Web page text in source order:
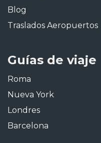
Blog
Traslados Aeropuertos
Guías de viaje
Roma
Nueva York
Londres
Barcelona